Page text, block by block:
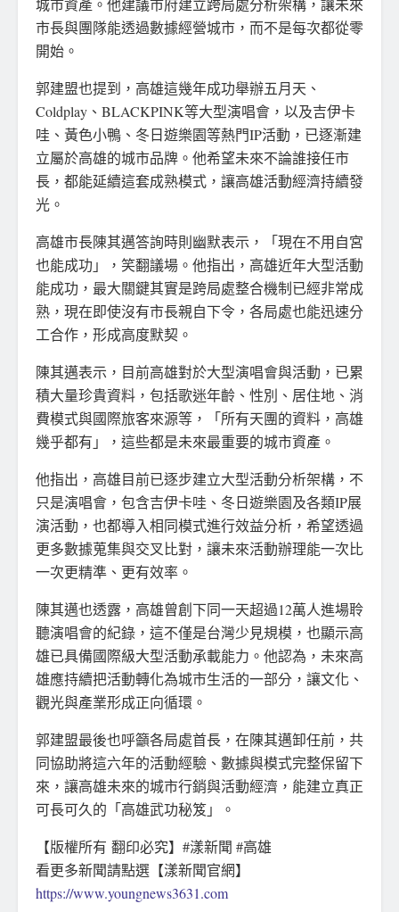
城市資產。他建議市府建立跨局處分析架構，讓未來
市長與團隊能透過數據經營城市，而不是每次都從零
開始。
郭建盟也提到，高雄這幾年成功舉辦五月天、
Coldplay、BLACKPINK等大型演唱會，以及吉伊卡
哇、黃色小鴨、冬日遊樂園等熱門IP活動，已逐漸建
立屬於高雄的城市品牌。他希望未來不論誰接任市
長，都能延續這套成熟模式，讓高雄活動經濟持續發
光。
高雄市長陳其邁答詢時則幽默表示，「現在不用自宮
也能成功」，笑翻議場。他指出，高雄近年大型活動
能成功，最大關鍵其實是跨局處整合機制已經非常成
熟，現在即使沒有市長親自下令，各局處也能迅速分
工合作，形成高度默契。
陳其邁表示，目前高雄對於大型演唱會與活動，已累
積大量珍貴資料，包括歌迷年齡、性別、居住地、消
費模式與國際旅客來源等，「所有天團的資料，高雄
幾乎都有」，這些都是未來最重要的城市資產。
他指出，高雄目前已逐步建立大型活動分析架構，不
只是演唱會，包含吉伊卡哇、冬日遊樂園及各類IP展
演活動，也都導入相同模式進行效益分析，希望透過
更多數據蒐集與交叉比對，讓未來活動辦理能一次比
一次更精準、更有效率。
陳其邁也透露，高雄曾創下同一天超過12萬人進場聆
聽演唱會的紀錄，這不僅是台灣少見規模，也顯示高
雄已具備國際級大型活動承載能力。他認為，未來高
雄應持續把活動轉化為城市生活的一部分，讓文化、
觀光與產業形成正向循環。
郭建盟最後也呼籲各局處首長，在陳其邁卸任前，共
同協助將這六年的活動經驗、數據與模式完整保留下
來，讓高雄未來的城市行銷與活動經濟，能建立真正
可長可久的「高雄武功秘笈」。
【版權所有 翻印必究】#漾新聞 #高雄
看更多新聞請點選【漾新聞官網】
https://www.youngnews3631.com